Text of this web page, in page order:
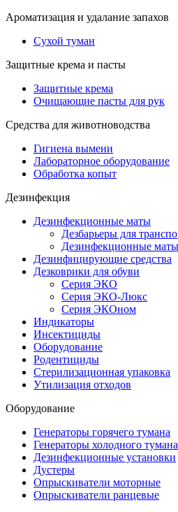
Ароматизация и удалание запахов
Сухой туман
Защитные крема и пасты
Защитные крема
Очищающие пасты для рук
Средства для животноводства
Гигиена вымени
Лабораторное оборудование
Обработка копыт
Дезинфекция
Дезинфекционные маты
Дезбарьеры для
Дезинфекционные
Дезинфицирующие средства
Дезковрики для обуви
Серия ЭКО
Серия ЭКО-Люкс
Серия ЭКОном
Индикаторы
Инсектициды
Оборудование
Родентициды
Стерилизационная упаковка
Утилизация отходов
Оборудование
Генераторы горячего тумана
Генераторы холодного тумана
Дезинфекционные установки
Дустеры
Опрыскиватели моторные
Опрыскиватели ранцевые